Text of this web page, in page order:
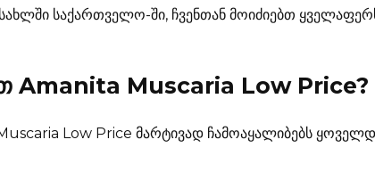
საქართველო-ში, ჩვენთან მოიძიებთ
Amanita Muscaria Low Price?
Low Price მარტივად ჩამოაყალიბებს